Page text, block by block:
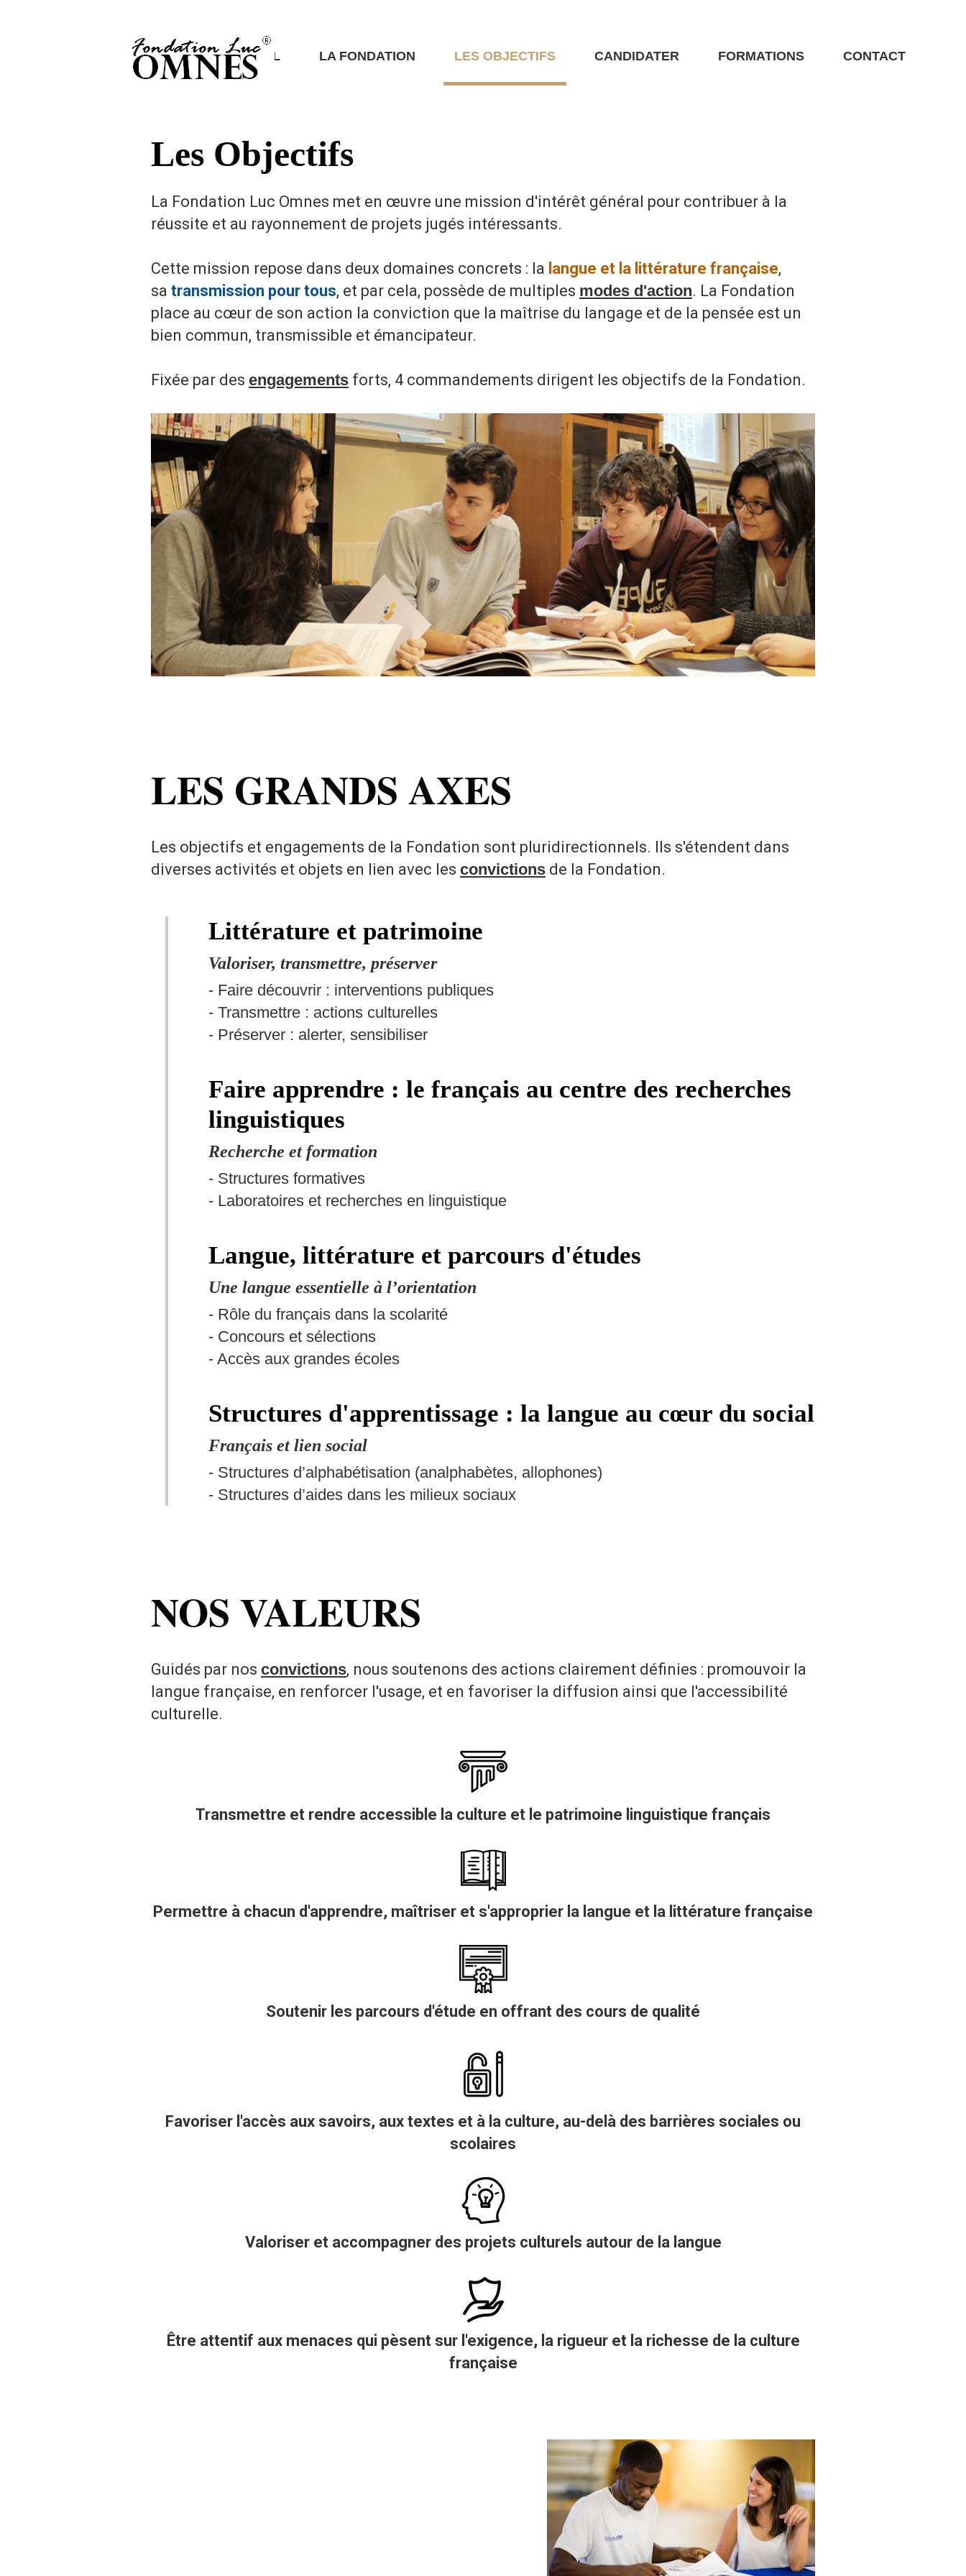
ACCUEIL LA FONDATION LES OBJECTIFS CANDIDATER FORMATIONS CONTACT
Les Objectifs
La Fondation Luc Omnes met en œuvre une mission d'intérêt général pour contribuer à la
réussite et au rayonnement de projets jugés intéressants.
Cette mission repose dans deux domaines concrets : la langue et la littérature française,
sa transmission pour tous, et par cela, possède de multiples modes d'action. La Fondation
place au cœur de son action la conviction que la maîtrise du langage et de la pensée est un
bien commun, transmissible et émancipateur.
Fixée par des engagements forts, 4 commandements dirigent les objectifs de la Fondation.
LES GRANDS AXES
Les objectifs et engagements de la Fondation sont pluridirectionnels. Ils s'étendent dans
diverses activités et objets en lien avec les convictions de la Fondation.
Littérature et patrimoine
Valoriser, transmettre, préserver
- Faire découvrir : interventions publiques
- Transmettre : actions culturelles
- Préserver : alerter, sensibiliser
Faire apprendre : le français au centre des recherches
linguistiques
Recherche et formation
- Structures formatives
- Laboratoires et recherches en linguistique
Langue, littérature et parcours d'études
Une langue essentielle à l’orientation
- Rôle du français dans la scolarité
- Concours et sélections
- Accès aux grandes écoles
Structures d'apprentissage : la langue au cœur du social
Français et lien social
- Structures d’alphabétisation (analphabètes, allophones)
- Structures d’aides dans les milieux sociaux
NOS VALEURS
Guidés par nos convictions, nous soutenons des actions clairement définies : promouvoir la
langue française, en renforcer l'usage, et en favoriser la diffusion ainsi que l'accessibilité
culturelle.
Transmettre et rendre accessible la culture et le patrimoine linguistique français
Permettre à chacun d'apprendre, maîtriser et s'approprier la langue et la littérature française
Soutenir les parcours d'étude en offrant des cours de qualité
Favoriser l'accès aux savoirs, aux textes et à la culture, au-delà des barrières sociales ou
scolaires
Valoriser et accompagner des projets culturels autour de la langue
Être attentif aux menaces qui pèsent sur l'exigence, la rigueur et la richesse de la culture
française